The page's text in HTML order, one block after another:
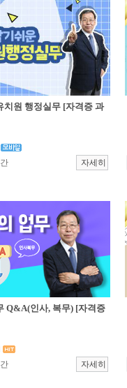
치원 행정실무 [자격증 과
Q&A(인사, 복무) [자격증